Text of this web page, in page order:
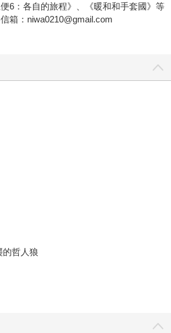
6：各自的旅程》、《暖和和手套國》等
箱：niwa0210@gmail.com
哲人狼